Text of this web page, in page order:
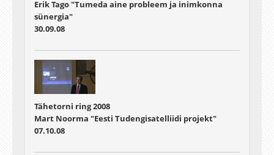
Erik Tago "Tumeda aine probleem ja inimkonna
sünergia"
30.09.08
Tähetorni ring 2008
Mart Noorma "Eesti Tudengisatelliidi projekt"
07.10.08